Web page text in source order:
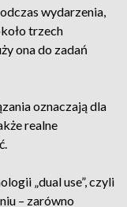
wydarzenia,
trzech
ona do zadań
oznaczają dla
realne
„dual use”, czyli
– zarówno